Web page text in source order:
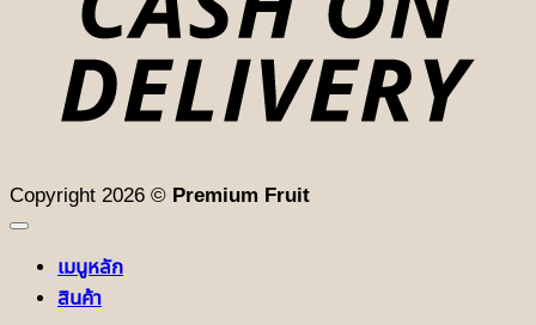
Copyright 2026 © Premium Fruit
เมนูหลัก
สินค้า